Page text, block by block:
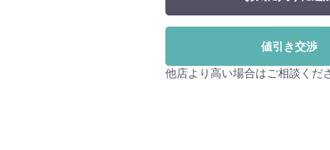
値引き交渉
他店より高い場合はご相談くだ